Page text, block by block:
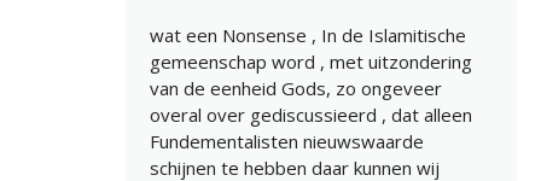
wat een Nonsense , In de Islamitische
gemeenschap word , met uitzondering
van de eenheid Gods, zo ongeveer
overal over gediscussieerd , dat alleen
Fundementalisten nieuwswaarde
schijnen te hebben daar kunnen wij